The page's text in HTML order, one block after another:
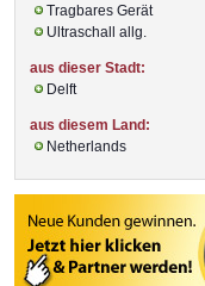
Tragbares Gerät
Ultraschall allg.
aus dieser Stadt:
Delft
aus diesem Land:
Netherlands